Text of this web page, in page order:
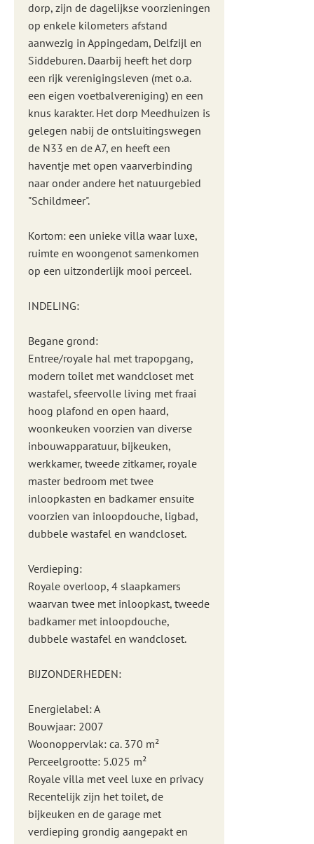
dorp, zijn de dagelijkse voorzieningen
op enkele kilometers afstand
aanwezig in Appingedam, Delfzijl en
Siddeburen. Daarbij heeft het dorp
een rijk verenigingsleven (met o.a.
een eigen voetbalvereniging) en een
knus karakter. Het dorp Meedhuizen is
gelegen nabij de ontsluitingswegen
de N33 en de A7, en heeft een
haventje met open vaarverbinding
naar onder andere het natuurgebied
"Schildmeer".
Kortom: een unieke villa waar luxe,
ruimte en woongenot samenkomen
op een uitzonderlijk mooi perceel.
INDELING:
Begane grond:
Entree/royale hal met trapopgang,
modern toilet met wandcloset met
wastafel, sfeervolle living met fraai
hoog plafond en open haard,
woonkeuken voorzien van diverse
inbouwapparatuur, bijkeuken,
werkkamer, tweede zitkamer, royale
master bedroom met twee
inloopkasten en badkamer ensuite
voorzien van inloopdouche, ligbad,
dubbele wastafel en wandcloset.
Verdieping:
Royale overloop, 4 slaapkamers
waarvan twee met inloopkast, tweede
badkamer met inloopdouche,
dubbele wastafel en wandcloset.
BIJZONDERHEDEN:
Energielabel: A
Bouwjaar: 2007
Woonoppervlak: ca. 370 m²
Perceelgrootte: 5.025 m²
Royale villa met veel luxe en privacy
Recentelijk zijn het toilet, de
bijkeuken en de garage met
verdieping grondig aangepakt en